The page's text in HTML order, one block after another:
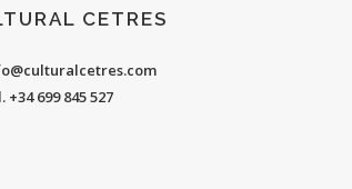
CETRES
+34 699 845 527